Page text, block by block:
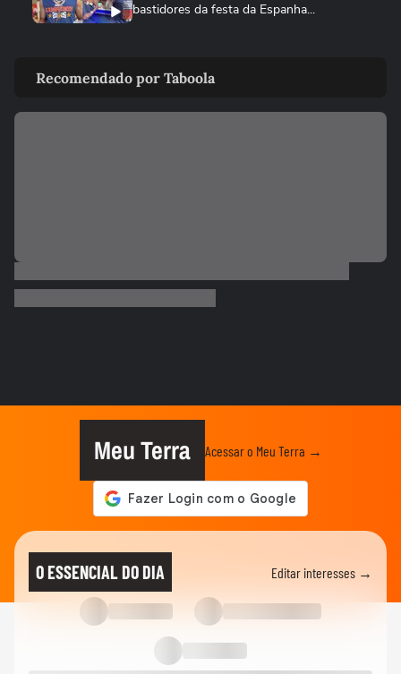
bastidores da festa da Espanha...
música viral criada por...
COPA DO MUNDO DA FIFA 2026
e 'lustra' taça da Copa...
Lamine Yamal manda recado a Paredes
após agressão a Gavi na final...
Adolescente morre após fonte desabar
durante comemoração do título...
COPA DO MUNDO DA FIFA 2026
Torcedores argentinos entram em
confronto com a PM no RJ após...
Recomendado por Taboola
Meu Terra Acessar o Meu Terra →
O ESSENCIAL DO DIA Editar interesses →